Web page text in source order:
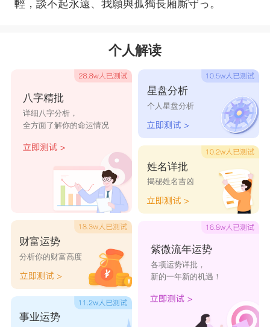
輕，談不起永遠、我願與孤獨長廂廝守っ。
个人解读
八字精批
详细八字分析，
全方面了解你的命运情况
财富运势
分析你的财富高度
事业运势
星盘分析
个人星盘分析
姓名详批
揭秘姓名吉凶
紫微流年运势
各项运势详批，
新的一年新的机遇！